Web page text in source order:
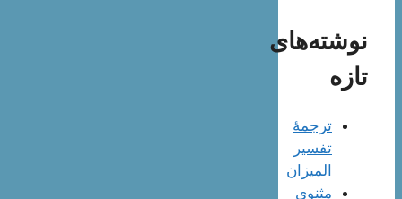
نوشته‌های
تازه
ترجمۀ
تفسیر
المیزان
مثنوی